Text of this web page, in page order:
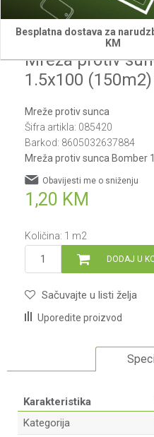
Besplatna dostava za
KM
Bomber
Mreža protiv
1.5x100 (150m2)
Mreže protiv sunca
Šifra artikla: 085420
Barkod: 8605032637884
Mreža protiv sunca Bomber
1,20 KM
Obavijesti me o sniženju
Količina: 1 m2
DODAJ U
Sačuvajte u listi želja
Uporedite proizvod
Karakteristika
Kategorija